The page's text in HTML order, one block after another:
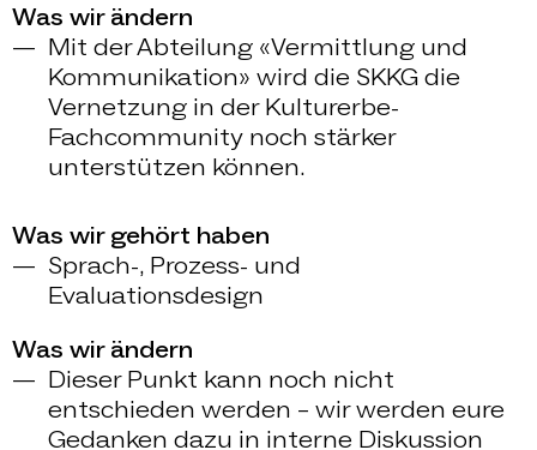
Was wir ändern
Mit der Abteilung «Vermittlung und
Kommunikation» wird die SKKG die
Vernetzung in der Kulturerbe-
Fachcommunity noch stärker
unterstützen können.
Was wir gehört haben
Sprach-, Prozess- und
Evaluationsdesign
Was wir ändern
Dieser Punkt kann noch nicht
entschieden werden – wir werden eure
Gedanken dazu in interne Diskussion